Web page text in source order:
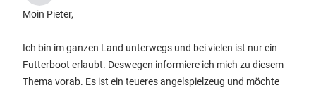
Moin Pieter,
Ich bin im ganzen Land unterwegs und bei vielen ist nur ein
Futterboot erlaubt. Deswegen informiere ich mich zu diesem
Thema vorab. Es ist ein teueres angelspielzeug und möchte